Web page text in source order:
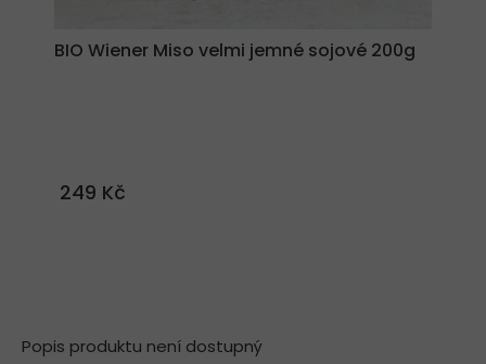
BIO Wiener Miso velmi jemné sojové 200g
249 Kč
Popis produktu není dostupný